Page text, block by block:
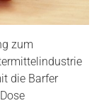
zum
die Barfer